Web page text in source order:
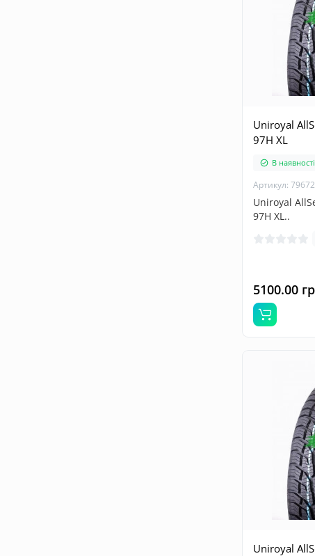
Uniroyal
97H XL
В наявності
Артикул: 79672
Uniroyal
97H XL..
5100.00
Uniroyal